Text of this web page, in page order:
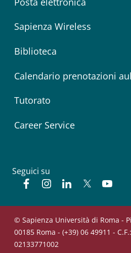
Sapienza Wireless
Biblioteca
Calendario prenotazioni
Tutorato
Career Service
Seguici su
FacebookInstagramLinkedinTwitter
© Sapienza Università di Roma -
00185 Roma - (+39) 06 49911 -
02133771002